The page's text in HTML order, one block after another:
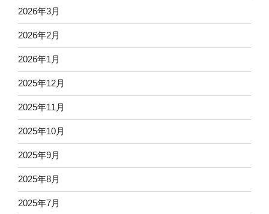
2026年3月
2026年2月
2026年1月
2025年12月
2025年11月
2025年10月
2025年9月
2025年8月
2025年7月